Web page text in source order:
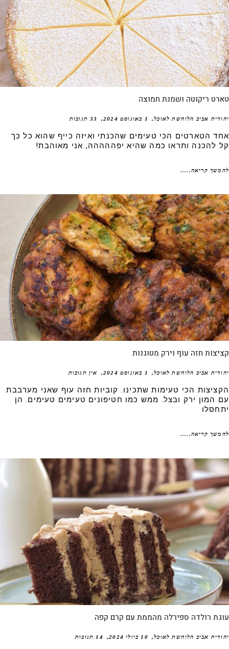
ריקוטה ושמנת חמוצה
אביב הלוחשת לאוכל 1 באוגוסט 2024 33 תגובות
הטארטים הכי טעימים שהכנתי ואיזה כייף שהוא כל כך
להכנה ותראו כמה שהיא יפההההה, אני מאוהבת!
קריאה.....
חזה עוף וירק מטוגנות
אביב הלוחשת לאוכל 1 באוגוסט 2024 אין תגובות
הכי טעימות שתכינו. קוביות חזה עוף שאני מערבבת
המון ירק ובצל. ממש כמו חטיפונים טעימים טעימים. הן
קריאה.....
רולדה ספירלה מהממת עם קרם קפה
אביב הלוחשת לאוכל 10 ביולי 2024 14 תגובות